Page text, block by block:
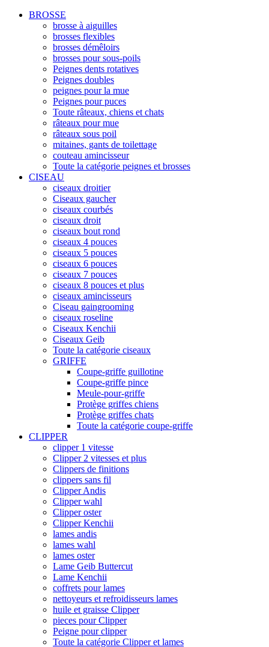
BROSSE
brosse à aiguilles
brosses flexibles
brosses démêloirs
brosses pour sous-poils
Peignes dents rotatives
Peignes doubles
peignes pour la mue
Peignes pour puces
Toute râteaux, chiens et chats
râteaux pour mue
râteaux sous poil
mitaines, gants de toilettage
couteau amincisseur
Toute la catégorie peignes et brosses
CISEAU
ciseaux droitier
Ciseaux gaucher
ciseaux courbés
ciseaux droit
ciseaux bout rond
ciseaux 4 pouces
ciseaux 5 pouces
ciseaux 6 pouces
ciseaux 7 pouces
ciseaux 8 pouces et plus
ciseaux amincisseurs
Ciseau gaingrooming
ciseaux roseline
Ciseaux Kenchii
Ciseaux Geib
Toute la catégorie ciseaux
GRIFFE
Coupe-griffe guillotine
Coupe-griffe pince
Meule-pour-griffe
Protège griffes chiens
Protège griffes chats
Toute la catégorie coupe-griffe
CLIPPER
clipper 1 vitesse
Clipper 2 vitesses et plus
Clippers de finitions
clippers sans fil
Clipper Andis
Clipper wahl
Clipper oster
Clipper Kenchii
lames andis
lames wahl
lames oster
Lame Geib Buttercut
Lame Kenchii
coffrets pour lames
nettoyeurs et refroidisseurs lames
huile et graisse Clipper
pieces pour Clipper
Peigne pour clipper
Toute la catégorie Clipper et lames